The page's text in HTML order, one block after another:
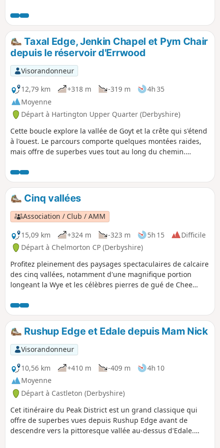
Taxal Edge, Jenkin Chapel et Pym Chair
depuis le réservoir d'Errwood
Visorandonneur
12,79 km
+318 m -319 m
4h 35
Moyenne
Départ à Hartington Upper Quarter (Derbyshire)
Cette boucle explore la vallée de Goyt et la crête qui s'étend
à l'ouest. Le parcours comporte quelques montées raides,
mais offre de superbes vues tout au long du chemin.
périodes de pluie.
Cinq vallées
Association / Club / AMM
15,09 km
+324 m -323 m 5h 15
Difficile
Départ à Chelmorton CP (Derbyshire)
Profitez pleinement des paysages spectaculaires de calcaire
des cinq vallées, notamment d'une magnifique portion
longeant la Wye et les célèbres pierres de gué de Chee
Rushup Edge et Edale depuis Mam Nick
Visorandonneur
10,56 km
+410 m -409 m
4h 10
Moyenne
Départ à Castleton (Derbyshire)
Cet itinéraire du Peak District est un grand classique qui
offre de superbes vues depuis Rushup Edge avant de
descendre vers la pittoresque vallée au-dessus d'Edale.